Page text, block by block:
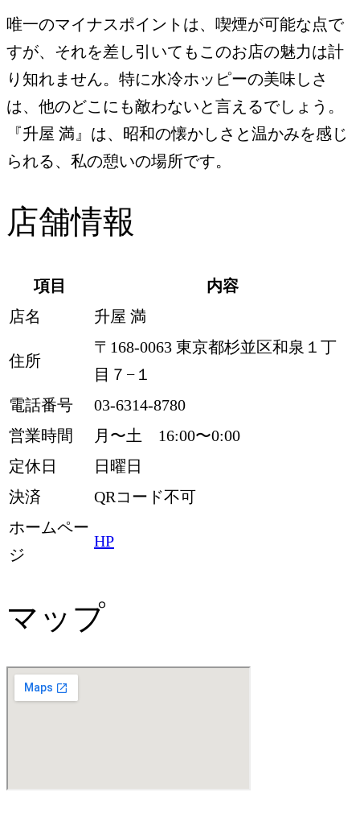
唯一のマイナスポイントは、喫煙が可能な点で
すが、それを差し引いてもこのお店の魅力は計
り知れません。特に水冷ホッピーの美味しさ
は、他のどこにも敵わないと言えるでしょう。
『升屋 満』は、昭和の懐かしさと温かみを感じ
られる、私の憩いの場所です。
店舗情報
項目
内容
店名
升屋 満
住所
〒168-0063 東京都杉並区和泉１丁
目７−１
電話番号
03-6314-8780
営業時間
月〜土 16:00〜0:00
定休日
日曜日
決済
QRコード不可
ホームペー
ジ
HP
マップ